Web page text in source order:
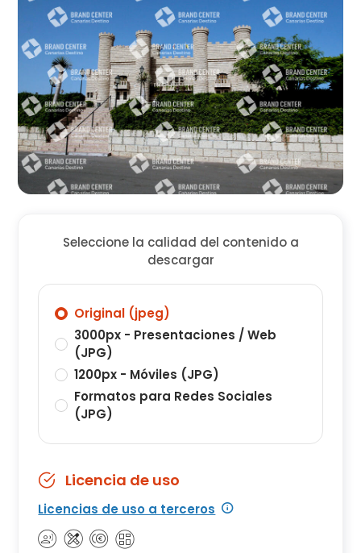
Seleccione la calidad del contenido a
descargar
Original (jpeg)
3000px - Presentaciones / Web
(JPG)
1200px - Móviles (JPG)
Formatos para Redes Sociales
(JPG)
Licencia de uso
Licencias de uso a terceros